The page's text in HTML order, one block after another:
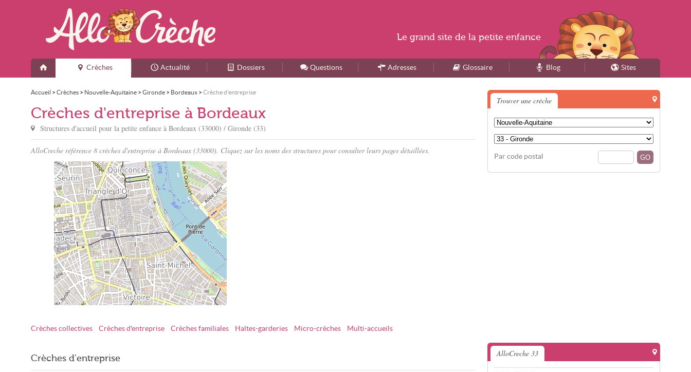
Accueil
Crèches Actualité Dossiers Questions Adresses Glossaire Blog Sites
Accueil > Crèches > Nouvelle-Aquitaine > Gironde > Bordeaux > Crèche d'entreprise
Crèches d'entreprise à Bordeaux
Structures d'accueil pour la petite enfance à Bordeaux (33000) / Gironde (33)
AlloCreche référence 8 crèches d'entreprise à Bordeaux (33000). Cliquez sur les noms des structures pour consulter leurs pages détaillées.
Crèches d'entreprise à Bordeaux
Crèches collectives Crèches d'entreprise Crèches familiales Haltes-garderies Micro-crèches Multi-accueils
Crèches d'entreprise
Trouver une crèche
Par code postal
AlloCreche 33
Le grand site de la petite enfance